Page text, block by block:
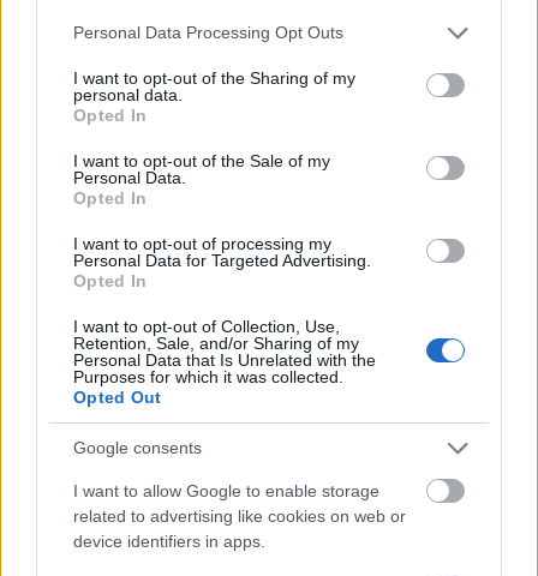
Please note that this website/app uses one or more Google
not limited to your visit or usage behaviour. You may click to
grant or deny consent to Google and its third-party tags to
use your data for below specified purposes in below Google
consent section.
Personal Data Processing Opt Outs
I want to opt-out of the Sharing of my
personal data.
Opted In
I want to opt-out of the Sale of my
Personal Data.
Opted In
I want to opt-out of processing my
Personal Data for Targeted Advertising.
Opted In
I want to opt-out of Collection, Use,
Retention, Sale, and/or Sharing of my
Personal Data that Is Unrelated with the
Purposes for which it was collected.
Opted Out
Google consents
I want to allow Google to enable storage
related to advertising like cookies on web or
device identifiers in apps.
Brett Shaw
Ennél a sor 5-nél kevés jobb hangú motor volt. Még
így is király, hogy a leszabályzáson pattog! :)
11 éve
@Prezi:
Azért mert számodra nemtetsző valakinek a
véleménye agyonvernéd? Ezzel az öntörvényű,
primitív viselkedéseddel a szomáliai köztársaság
elmaradottabb részén kellene élned.
Visszasírnád még magad egy fejlettebb
együttélésre.